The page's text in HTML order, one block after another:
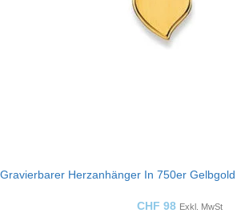
Gravierbarer Herzanhänger In 750er Gelbgold
CHF 98 Exkl. MwSt